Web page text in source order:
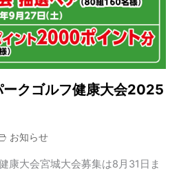
ークゴルフ健康大会2025
お知らせ
康大会宮城大会募集は8月31日ま